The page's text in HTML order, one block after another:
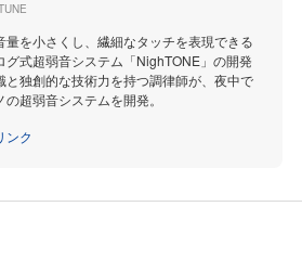
量を小さくし、繊細なタッチを表現できる
グ式超弱音システム「NighTONE」の開発
と独創的な技術力を持つ調律師が、夜中で
超弱音システムを開発。
ンク